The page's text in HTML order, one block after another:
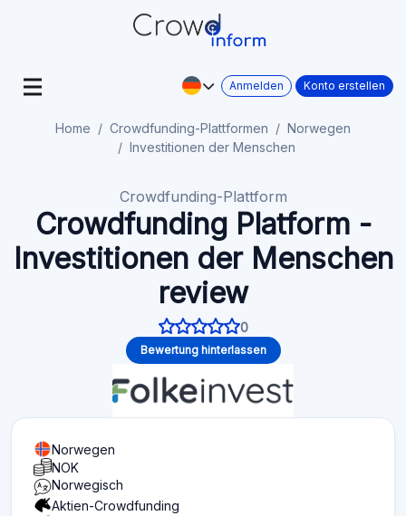
Anmelden Konto erstellen
Home Crowdfunding-Plattformen
Norwegen
Investitionen der Menschen
Crowdfunding-Plattform
Crowdfunding Platform -
Investitionen der Menschen
review
0
Bewertung hinterlassen
Norwegen
NOK
Norwegisch
Aktien-Crowdfunding